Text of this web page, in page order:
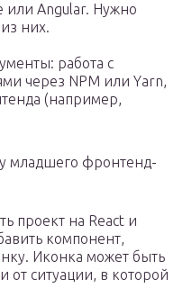
или Angular. Нужно
них.
работа с
через NPM или Yarn,
(например,
младшего фронтенд-
проект на React и
компонент,
Иконка может быть
от ситуации, в которой